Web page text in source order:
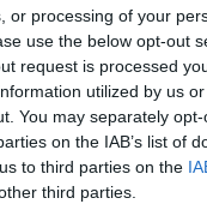
or processing of your
use the below opt-out
request is processed
utilized by us
You may separately
on the IAB’s list of
to third parties on the
third parties.
ihåg mig
Glömt ditt lösenord?
Få ny aktiveringslänk
är gratis!